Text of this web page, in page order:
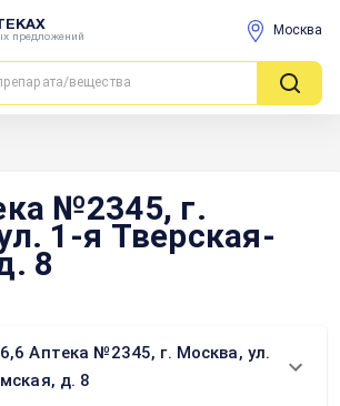
предложений Москва
№2345, г.
1-я Тверская-
8
Аптека №2345, г. Москва, ул.
д. 8